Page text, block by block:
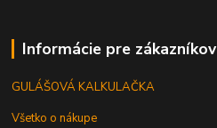
Informácie pre zákazníkov
GULÁŠOVÁ KALKULAČKA
Všetko o nákupe